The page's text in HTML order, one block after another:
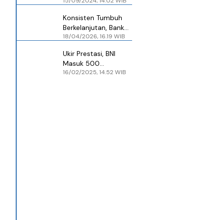
TIME
Konsisten Tumbuh
Berkelanjutan, Bank
Mandiri Jadi
Indonesia Versi TIME
18/04/2026, 16.19 WIB
Ukir Prestasi, BNI
Masuk 500
Perusahaan Terbaik
16/02/2025, 14.52 WIB